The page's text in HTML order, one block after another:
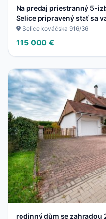
Na predaj priestranný 5-
Selice pripravený stať sa
Selice kováčska 916/36
115 000 €
rodinný dům se zahradou